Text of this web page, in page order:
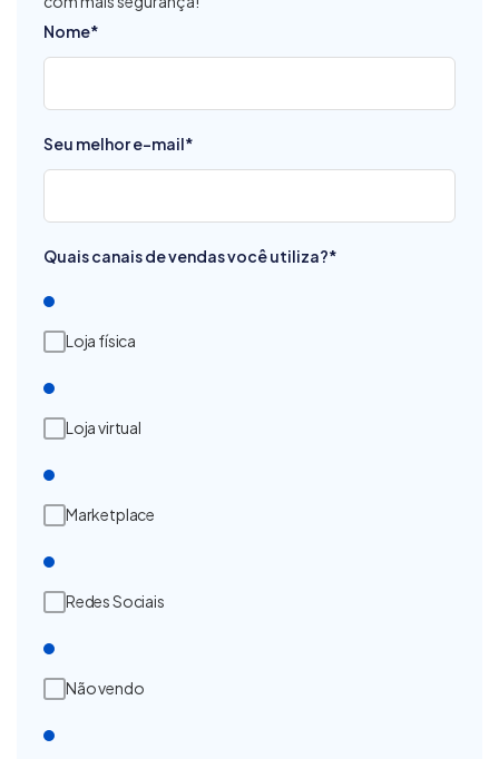
Nome*
Seu melhor e-mail*
Quais canais de vendas você utiliza?*
Loja física
Loja virtual
Marketplace
Redes Sociais
Não vendo